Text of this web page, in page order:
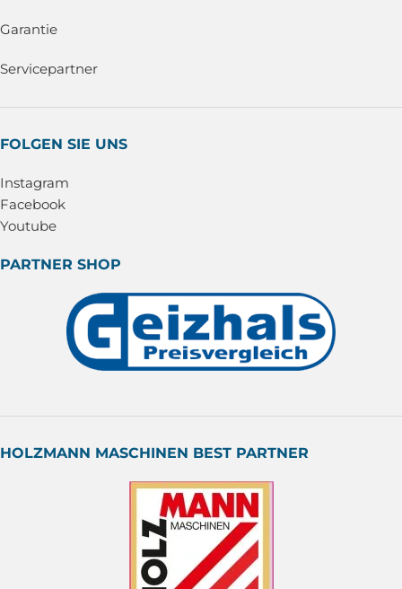
Garantie
Servicepartner
FOLGEN SIE UNS
Instagram
Facebook
Youtube
PARTNER SHOP
HOLZMANN MASCHINEN BEST PARTNER